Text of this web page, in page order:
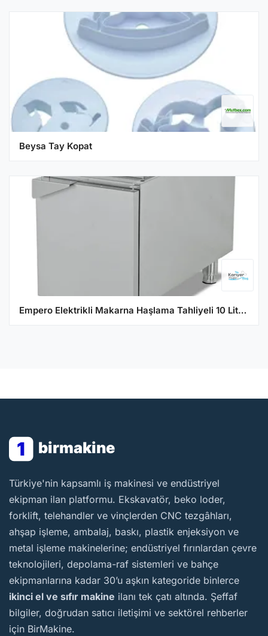
Beysa Tay Kopat
Empero Elektrikli Makarna Haşlama Tahliyeli 10 Litre 40x63x28 cm EMP.6ME010
1 birmakine
BirMakine
Türkiye'nin kapsamlı iş makinesi ve endüstriyel
ekipman ilan platformu. Ekskavatör, beko loder,
forklift, telehandler ve vinçlerden CNC tezgâhları,
ahşap işleme, ambalaj, baskı, plastik enjeksiyon ve
metal işleme makinelerine; endüstriyel fırınlardan çevre
teknolojileri, depolama-raf sistemleri ve bahçe
ekipmanlarına kadar 30’u aşkın kategoride binlerce
ikinci el ve sıfır makine ilanı tek çatı altında. Şeffaf
bilgiler, doğrudan satıcı iletişimi ve sektörel rehberler
için BirMakine.